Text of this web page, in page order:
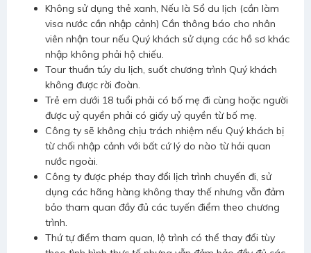
Không sử dụng thẻ xanh, Nếu là Sổ du lịch (cần làm
visa nước cần nhập cảnh) Cần thông báo cho nhân
viên nhận tour nếu Quý khách sử dụng các hồ sơ khác
nhập không phải hộ chiếu.
Tour thuần túy du lịch, suốt chương trình Quý khách
không được rời đoàn.
Trẻ em dưới 18 tuổi phải có bố mẹ đi cùng hoặc người
được uỷ quyền phải có giấy uỷ quyền từ bố mẹ.
Công ty sẽ không chịu trách nhiệm nếu Quý khách bị
từ chối nhập cảnh với bất cứ lý do nào từ hải quan
nước ngoài.
Công ty được phép thay đổi lịch trình chuyến đi, sử
dụng các hãng hàng không thay thế nhưng vẫn đảm
bảo tham quan đầy đủ các tuyến điểm theo chương
trình.
Thứ tự điểm tham quan, lộ trình có thể thay đổi tùy